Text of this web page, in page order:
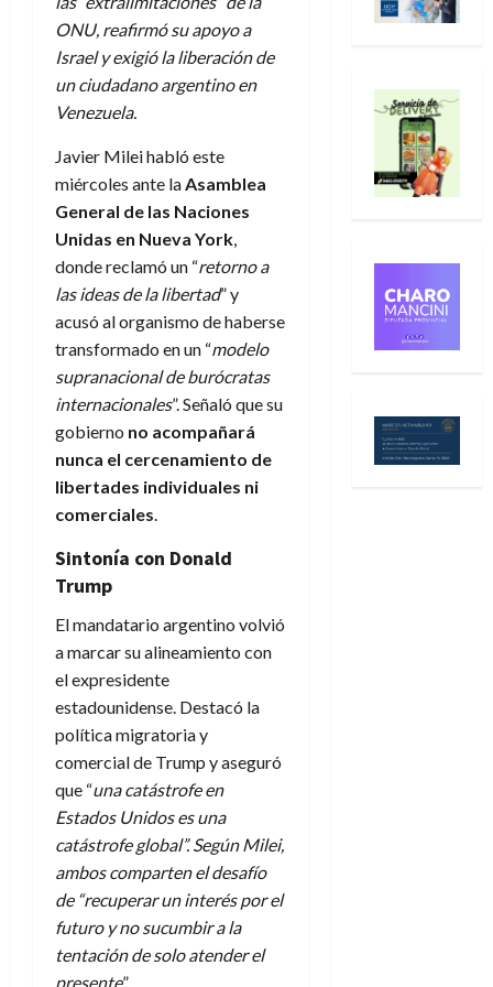
ONU, reafirmó su apoyo a
Israel y exigió la liberación de
un ciudadano argentino en
Venezuela.
Javier Milei habló este
miércoles ante laAsamblea
General de las Naciones
Unidas en Nueva York,
donde reclamó un “retorno a
las ideas de la libertad” y
acusó al organismo de haberse
transformado en un “modelo
supranacional de burócratas
internacionales”. Señaló que su
gobierno no acompañará
nunca el cercenamiento de
libertades individuales ni
comerciales.
Sintonía con Donald
Trump
El mandatario argentino volvió
a marcar su alineamiento con
el expresidente
estadounidense. Destacó la
política migratoria y
comercial de Trump y aseguró
que “una catástrofe en
Estados Unidos es una
catástrofe global”. Según Milei,
ambos comparten el desafío
de “recuperar un interés por el
futuro y no sucumbir a la
tentación de solo atender el
presente”.